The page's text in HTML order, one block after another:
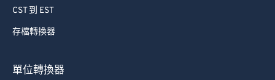
CST 到 EST
存檔轉換器
單位轉換器